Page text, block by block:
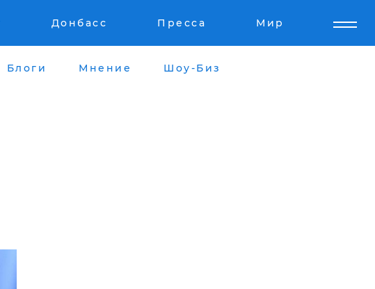
Донбасс Пресса Мир
Блоги Мнение Шоу-Биз